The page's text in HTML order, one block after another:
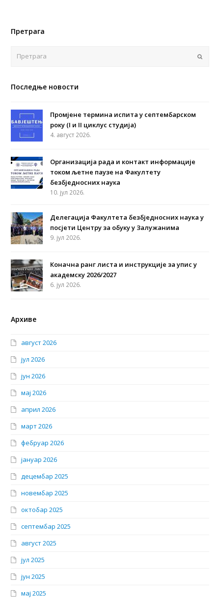
Претрага
Последње новости
Промјене термина испита у септембарском
року (I и II циклус студија)
4. август 2026.
Организација рада и контакт информације
током љетне паузе на Факултету
безбједносних наука
10. јул 2026.
Делегација Факултета безбједносних наука у
посјети Центру за обуку у Залужанима
9. јул 2026.
Коначна ранг листа и инструкције за упис у
академску 2026/2027
6. јул 2026.
Архиве
август 2026
јул 2026
јун 2026
мај 2026
април 2026
март 2026
фебруар 2026
јануар 2026
децембар 2025
новембар 2025
октобар 2025
септембар 2025
август 2025
јул 2025
јун 2025
мај 2025